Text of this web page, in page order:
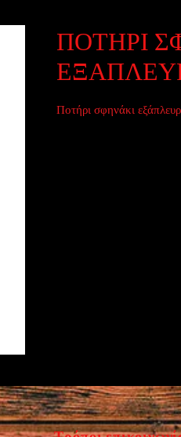
ΠΟΤΗΡΙ
Ποτήρι σφηνάκι